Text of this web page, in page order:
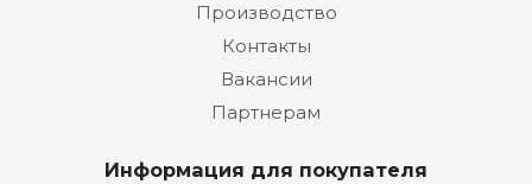
Производство
Контакты
Вакансии
Партнерам
Информация для покупателя